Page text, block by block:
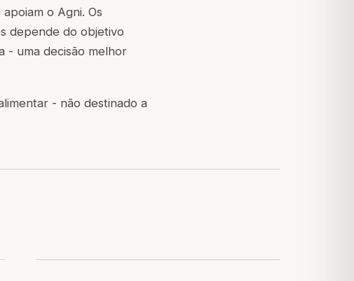
o Agni. Os
depende do objetivo
- uma decisão melhor
- não destinado a